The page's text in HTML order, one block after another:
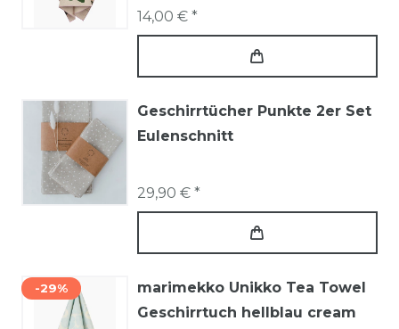
14,00 € *
Geschirrtücher Punkte 2er Set
Eulenschnitt
29,90 € *
-29%
marimekko Unikko Tea Towel
Geschirrtuch hellblau cream